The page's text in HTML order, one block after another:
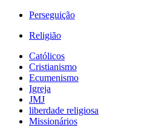
Perseguição
Religião
Católicos
Cristianismo
Ecumenismo
Igreja
JMJ
liberdade religiosa
Missionários